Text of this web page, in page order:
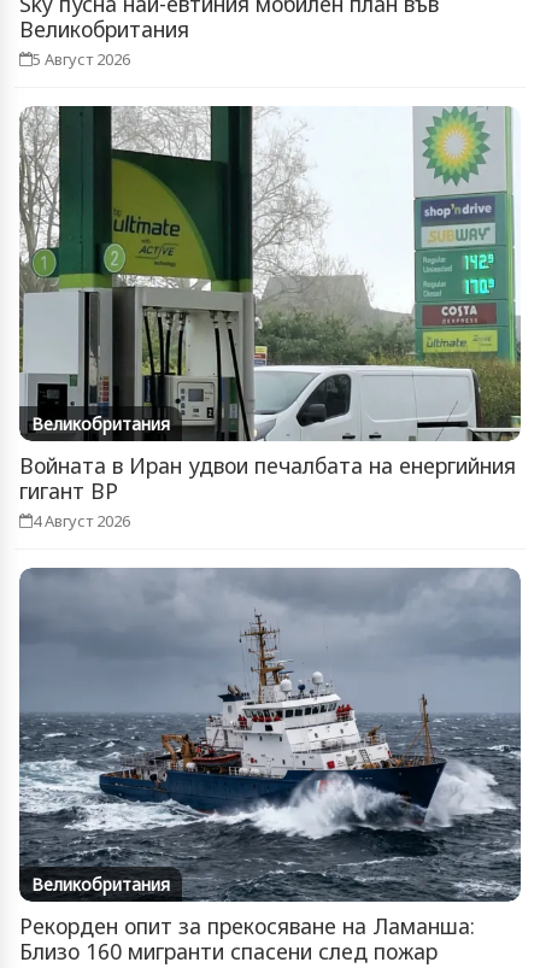
Великобритания
5 Август 2026
Великобритания
Войната в Иран удвои печалбата на енергийния
гигант BP
4 Август 2026
Великобритания
Рекорден опит за прекосяване на Ламанша:
Близо 160 мигранти спасени след пожар